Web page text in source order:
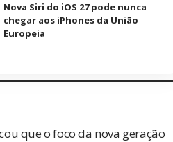
Nova Siri do iOS 27 pode nunca
chegar aos iPhones da União
Europeia
que o foco da nova geração